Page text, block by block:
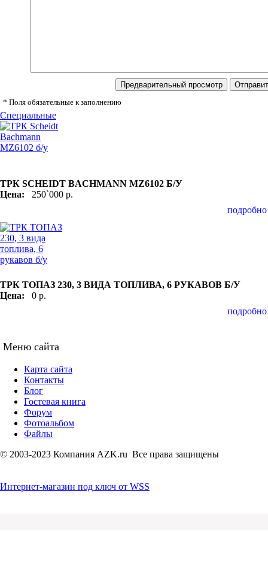
* Поля обязательные к заполнению
Специальные
ТРК SCHEIDT BACHMANN MZ6102 Б/У
Цена:
250`000 р.
подробно
ТРК ТОПАЗ 230, 3 ВИДА ТОПЛИВА, 6 РУКАВОВ Б/У
Цена:
0 р.
подробно
Меню сайта
Карта сайта
Контакты
Блог
Гостевая книга
Форум
Фотоальбом
Файлы
© 2003-2023 Компания AZK.ru Все права защищены
Интернет-магазин под ключ от WSS